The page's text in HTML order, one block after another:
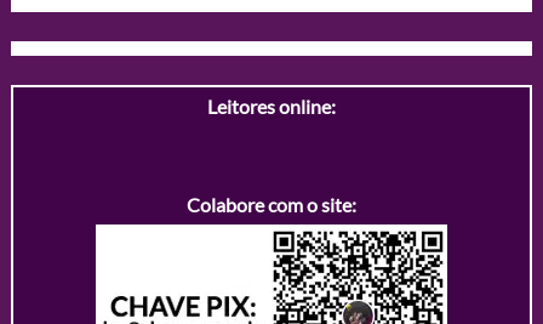
Leitores online:
Colabore com o site: